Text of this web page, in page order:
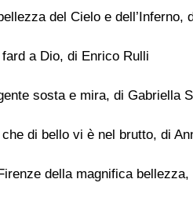
del Cielo e dell’Inferno,
fard a Dio, di Enrico Rulli
sosta e mira, di Gabriella
di bello vi è nel brutto, di
della magnifica